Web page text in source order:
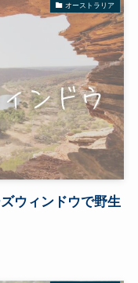
オーストラリア
ウィンドウで野生